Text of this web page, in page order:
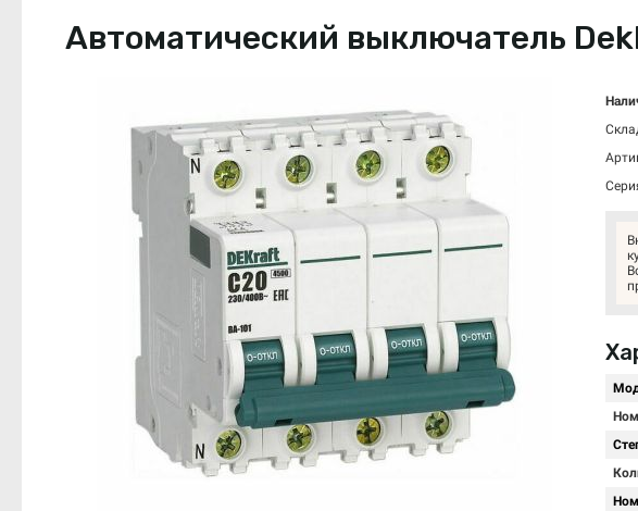
Автоматический выключатель